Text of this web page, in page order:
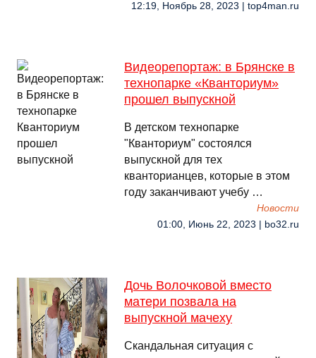
12:19, Ноябрь 28, 2023 | top4man.ru
Видеорепортаж: в Брянске в
технопарке «Кванториум»
прошел выпускной
В детском технопарке
"Кванториум" состоялся
выпускной для тех
кванторианцев, которые в этом
году заканчивают учебу …
Новости
01:00, Июнь 22, 2023 | bo32.ru
Дочь Волочковой вместо
матери позвала на
выпускной мачеху
Скандальная ситуация с